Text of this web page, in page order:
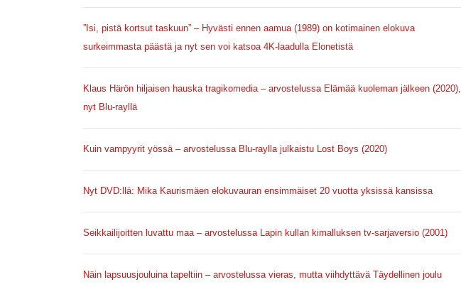
”Isi, pistä kortsut taskuun” – Hyvästi ennen aamua (1989) on kotimainen elokuva
surkeimmasta päästä ja nyt sen voi katsoa 4K-laadulla Elonetistä
Klaus Härön hiljaisen hauska tragikomedia – arvostelussa Elämää kuoleman jälkeen (2020),
nyt Blu-rayllä
Kuin vampyyrit yössä – arvostelussa Blu-raylla julkaistu Lost Boys (2020)
Nyt DVD:llä: Mika Kaurismäen elokuvauran ensimmäiset 20 vuotta yksissä kansissa
Seikkailijoitten luvattu maa – arvostelussa Lapin kullan kimalluksen tv-sarjaversio (2001)
Näin lapsuusjouluina tapeltiin – arvostelussa vieras, mutta viihdyttävä Täydellinen joulu